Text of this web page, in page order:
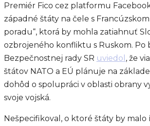
Premiér Fico cez platformu
západné štáty na čele s
poradu“, ktorá by mohla zatiahnuť
ozbrojeného konfliktu s Ruskom. Po
Bezpečnostnej rady SR uviedol , že
štátov NATO a EÚ plánuje na
dohôd o spolupráci v oblasti obrany
svoje vojská.
Nešpecifikoval, o ktoré štáty by malo